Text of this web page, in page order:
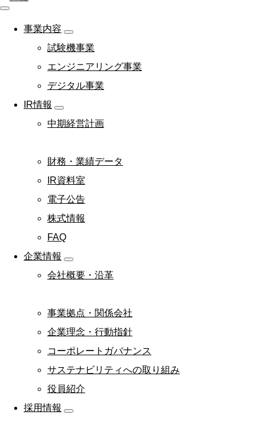
事業内容
試験機事業
エンジニアリング事業
デジタル事業
IR情報
中期経営計画
財務・業績データ
IR資料室
電子公告
株式情報
FAQ
企業情報
会社概要・沿革
事業拠点・関係会社
企業理念・行動指針
コーポレートガバナンス
サステナビリティへの取り組み
役員紹介
採用情報